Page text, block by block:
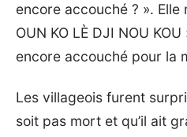
encore accouché ? ». Elle
OUN KO LÈ DJI NOU
encore accouché pour la
Les villageois furent
soit pas mort et qu’il ait